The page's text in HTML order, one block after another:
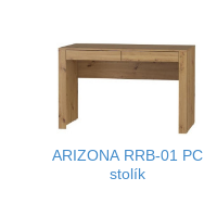
ARIZONA RRB-01 PC
stolík